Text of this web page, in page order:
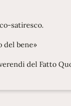
satiresco.
del bene»
del Fatto